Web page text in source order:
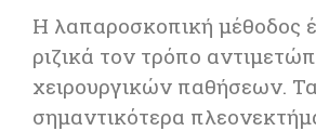
Η λαπαροσκοπική μέθοδος
ριζικά τον τρόπο
χειρουργικών παθήσεων. Τα
σημαντικότερα